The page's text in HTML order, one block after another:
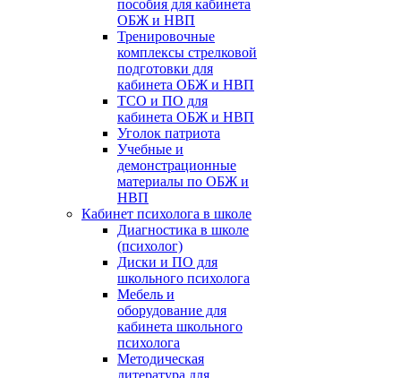
пособия для кабинета
ОБЖ и НВП
Тренировочные
комплексы стрелковой
подготовки для
кабинета ОБЖ и НВП
ТСО и ПО для
кабинета ОБЖ и НВП
Уголок патриота
Учебные и
демонстрационные
материалы по ОБЖ и
НВП
Кабинет психолога в школе
Диагностика в школе
(психолог)
Диски и ПО для
школьного психолога
Мебель и
оборудование для
кабинета школьного
психолога
Методическая
литература для